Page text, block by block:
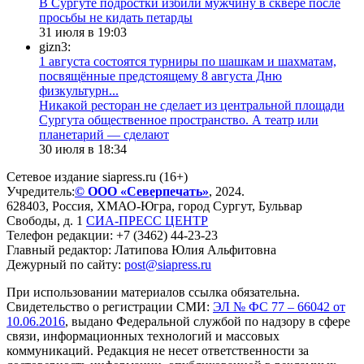
просьбы не кидать петарды
31 июля в 19:03
gizn3:
1 августа состоятся турниры по шашкам и шахматам,
посвящённые предстоящему 8 августа Дню
физкультурн...
​Никакой ресторан не сделает из центральной площади
Сургута общественное пространство. А театр или
планетарий — сделают
30 июля в 18:34
Сетевое издание siapress.ru (16+)
Учредитель:© ООО «Северпечать», 2024.
628403, Россия, ХМАО-Югра, город Сургут, Бульвар
Свободы, д. 1 СИА-ПРЕСС ЦЕНТР
Телефон редакции: +7 (3462) 44-23-23
Главный редактор: Латипова Юлия Альфитовна
Дежурный по сайту: post@siapress.ru
При использовании материалов ссылка обязательна.
Свидетельство о регистрации СМИ: ЭЛ № ФС 77 – 66042 от
10.06.2016, выдано Федеральной службой по надзору в сфере
связи, информационных технологий и массовых
коммуникаций. Редакция не несет ответственности за